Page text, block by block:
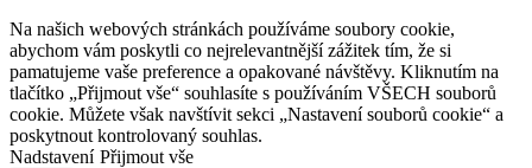
Na našich webových stránkách používáme soubory cookie,
abychom vám poskytli co nejrelevantnější zážitek tím, že si
pamatujeme vaše preference a opakované návštěvy. Kliknutím na
tlačítko „Přijmout vše“ souhlasíte s používáním VŠECH souborů
cookie. Můžete však navštívit sekci „Nastavení souborů cookie“ a
poskytnout kontrolovaný souhlas.
Nadstavení Přijmout vše